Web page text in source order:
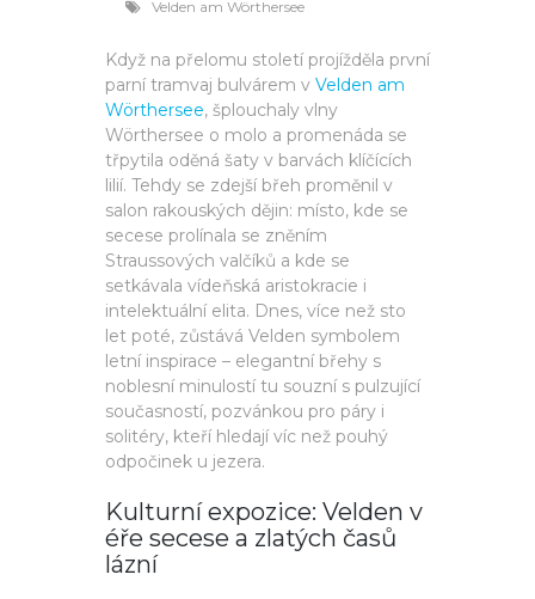
Velden am Wörthersee
Když na přelomu století projížděla první
parní tramvaj bulvárem v Velden am
Wörthersee, šplouchaly vlny
Wörthersee o molo a promenáda se
třpytila oděná šaty v barvách klíčících
lilií. Tehdy se zdejší břeh proměnil v
salon rakouských dějin: místo, kde se
secese prolínala se zněním
Straussových valčíků a kde se
setkávala vídeňská aristokracie i
intelektuální elita. Dnes, více než sto
let poté, zůstává Velden symbolem
letní inspirace – elegantní břehy s
noblesní minulostí tu souzní s pulzující
současností, pozvánkou pro páry i
solitéry, kteří hledají víc než pouhý
odpočinek u jezera.
Kulturní expozice: Velden v
éře secese a zlatých časů
lázní